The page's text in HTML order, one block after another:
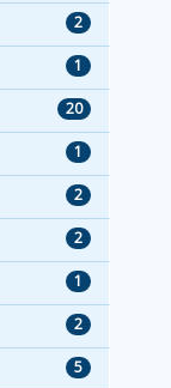
2
1
20
1
2
2
1
2
5